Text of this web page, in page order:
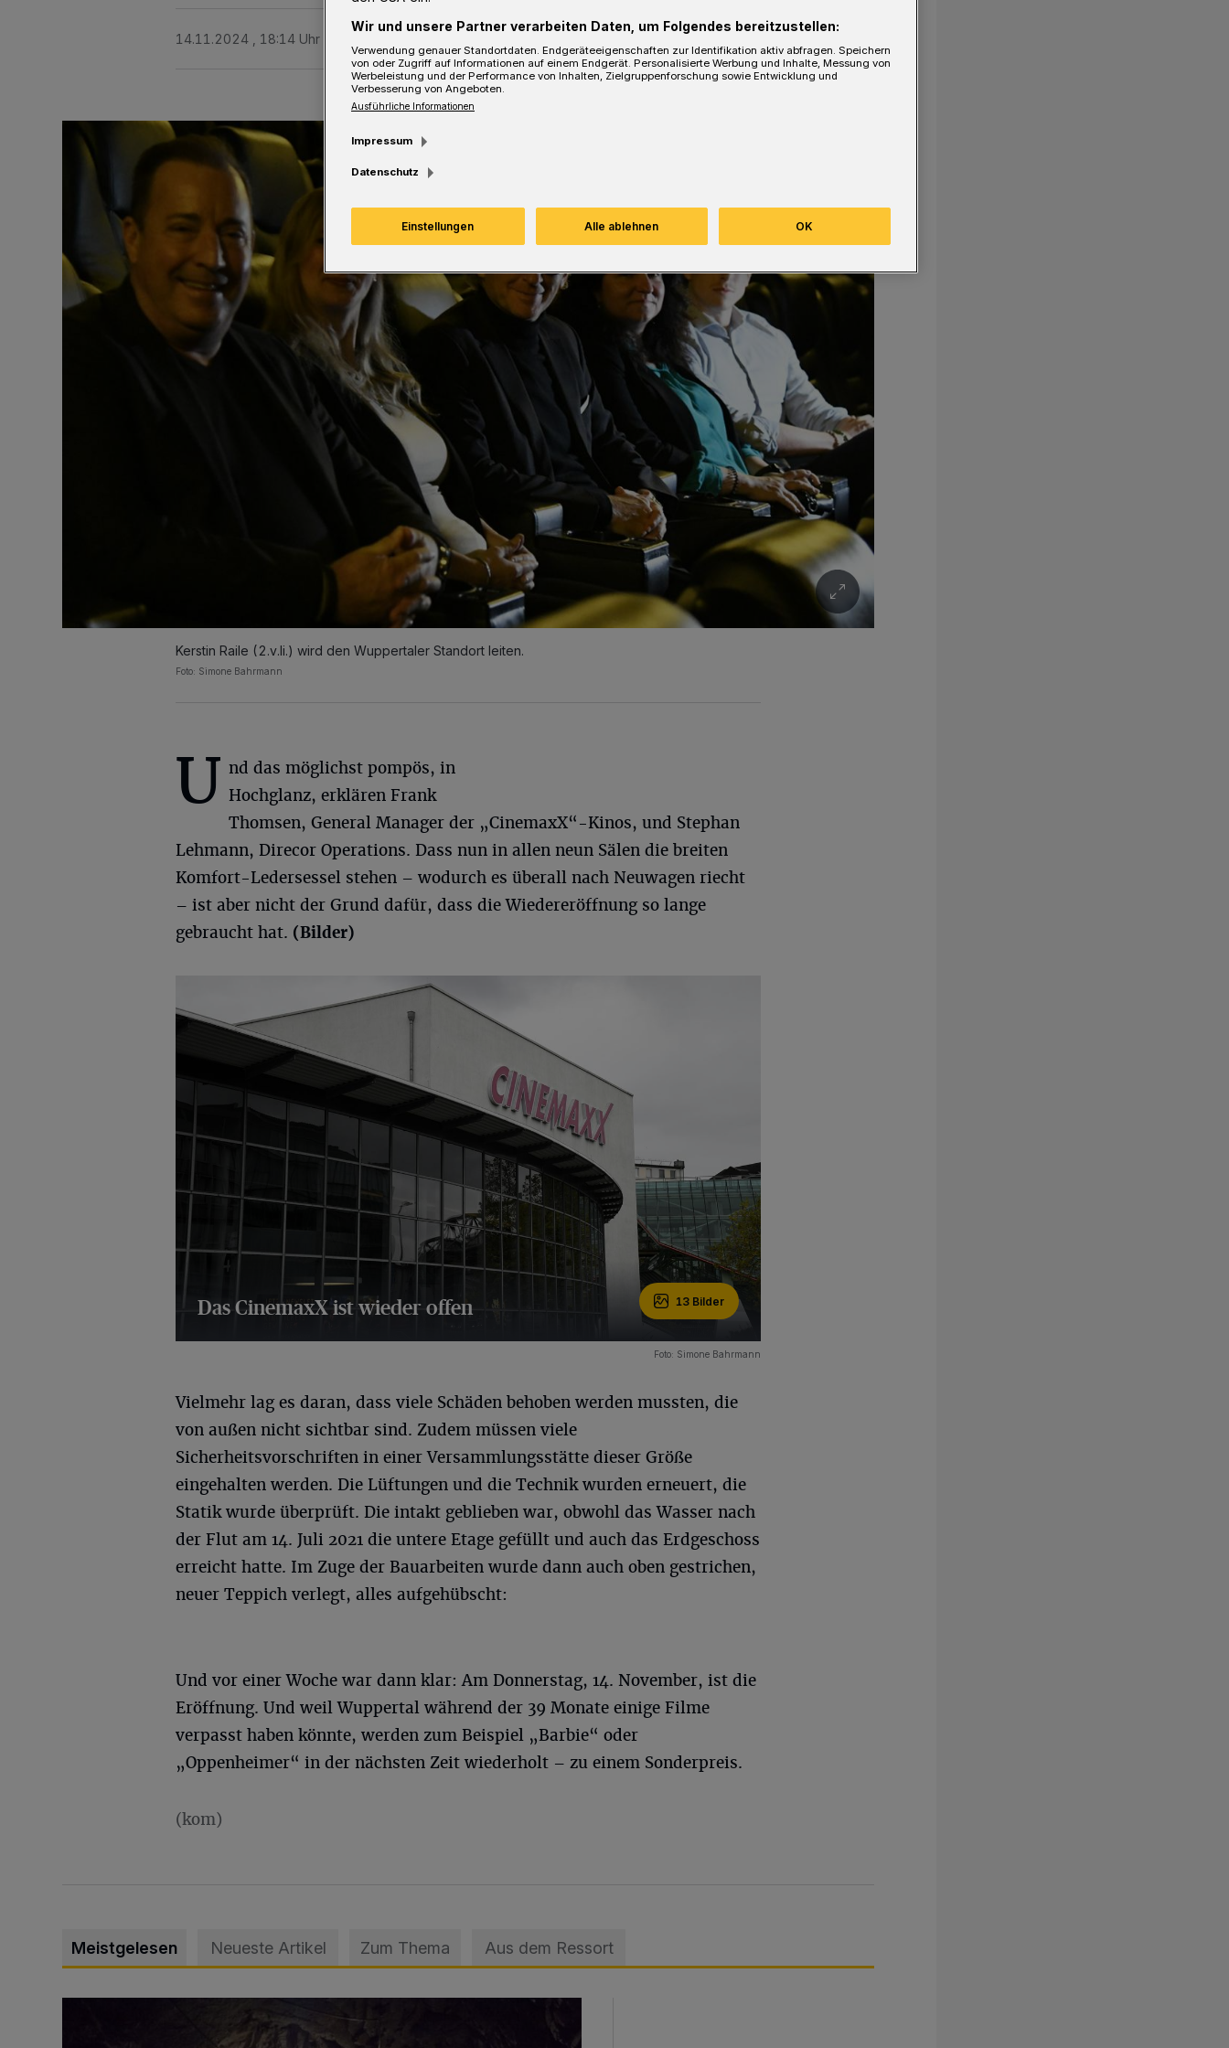
14.11.2024 , 18:14 Uhr
Kerstin Raile (2.v.li.) wird den Wuppertaler Standort leiten.
Foto: Simone Bahrmann
U nd das möglichst pompös, in
Hochglanz, erklären Frank
Thomsen, General Manager der „CinemaxX“-Kinos, und Stephan
Lehmann, Direcor Operations. Dass nun in allen neun Sälen die breiten
Komfort-Ledersessel stehen – wodurch es überall nach Neuwagen riecht
– ist aber nicht der Grund dafür, dass die Wiedereröffnung so lange
gebraucht hat. (Bilder)
Das CinemaxX ist wieder offen 13 Bilder
Foto: Simone Bahrmann
Vielmehr lag es daran, dass viele Schäden behoben werden mussten, die
von außen nicht sichtbar sind. Zudem müssen viele
Sicherheitsvorschriften in einer Versammlungsstätte dieser Größe
eingehalten werden. Die Lüftungen und die Technik wurden erneuert, die
Statik wurde überprüft. Die intakt geblieben war, obwohl das Wasser nach
der Flut am 14. Juli 2021 die untere Etage gefüllt und auch das Erdgeschoss
erreicht hatte. Im Zuge der Bauarbeiten wurde dann auch oben gestrichen,
neuer Teppich verlegt, alles aufgehübscht:
Und vor einer Woche war dann klar: Am Donnerstag, 14. November, ist die
Eröffnung. Und weil Wuppertal während der 39 Monate einige Filme
verpasst haben könnte, werden zum Beispiel „Barbie“ oder
„Oppenheimer“ in der nächsten Zeit wiederholt – zu einem Sonderpreis.
(kom)
Meistgelesen Neueste Artikel Zum Thema Aus dem Ressort
Wir und unsere Partner verarbeiten Daten, um Folgendes bereitzustellen:
Verwendung genauer Standortdaten. Endgeräteeigenschaften zur Identifikation aktiv abfragen. Speichern
von oder Zugriff auf Informationen auf einem Endgerät. Personalisierte Werbung und Inhalte, Messung von
Werbeleistung und der Performance von Inhalten, Zielgruppenforschung sowie Entwicklung und
Verbesserung von Angeboten.
Ausführliche Informationen
Impressum
Datenschutz
Einstellungen Alle ablehnen OK